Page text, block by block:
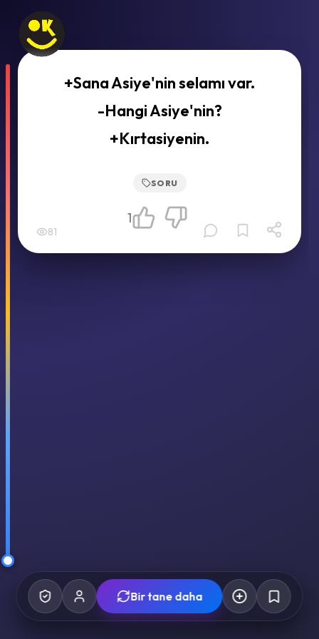
+Sana Asiye'nin selamı var.
-Hangi Asiye'nin?
+Kırtasiyenin.
SORU
81
1
Bir tane daha